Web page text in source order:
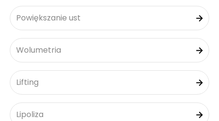
Powiększanie ust
Wolumetria
Lifting
Lipoliza